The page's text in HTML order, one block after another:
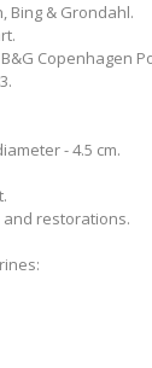
Bing & Grondahl.
Copenhagen
- 4.5 cm.
restorations.